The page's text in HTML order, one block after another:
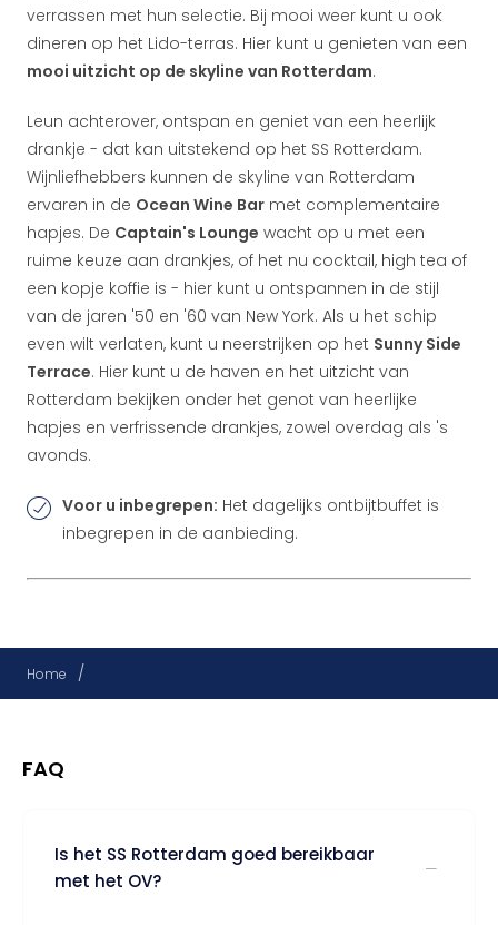
verrassen met hun selectie. Bij mooi weer kunt u ook
dineren op het Lido-terras. Hier kunt u genieten van een
mooi uitzicht op de skyline van Rotterdam.
Leun achterover, ontspan en geniet van een heerlijk
drankje - dat kan uitstekend op het SS Rotterdam.
Wijnliefhebbers kunnen de skyline van Rotterdam
ervaren in de Ocean Wine Bar met complementaire
hapjes. De Captain's Lounge wacht op u met een
ruime keuze aan drankjes, of het nu cocktail, high tea of
een kopje koffie is - hier kunt u ontspannen in de stijl
van de jaren '50 en '60 van New York. Als u het schip
even wilt verlaten, kunt u neerstrijken op het Sunny Side
Terrace. Hier kunt u de haven en het uitzicht van
Rotterdam bekijken onder het genot van heerlijke
hapjes en verfrissende drankjes, zowel overdag als 's
avonds.
Voor u inbegrepen: Het dagelijks ontbijtbuffet is
inbegrepen in de aanbieding.
Home /
FAQ
Is het SS Rotterdam goed bereikbaar
met het OV?